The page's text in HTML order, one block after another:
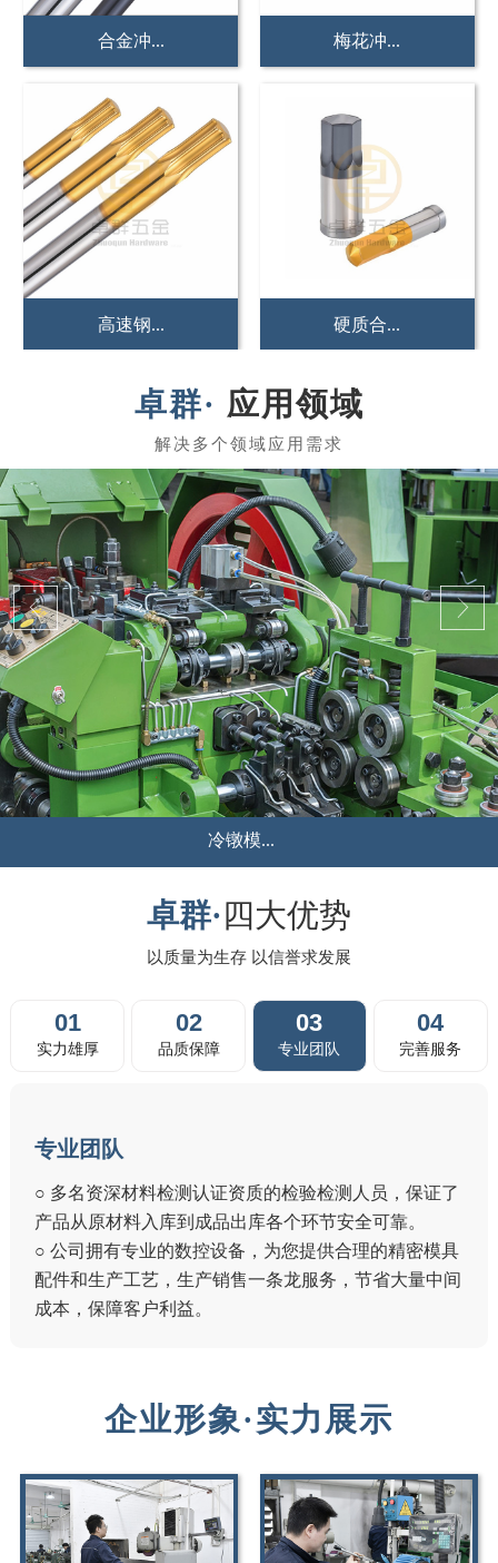
非标冲... 紧固件...
硬质合... 冲压冲...
应用领域
液压冲...
卓群·四大优势
以质量为生存 以信誉求发展
01
实力雄厚
02
品质保障
03
专业团队
04
完善服务
专业团队
○ 多名资深材料检测认证资质的检验检测人员，保证了
产品从原材料入库到成品出库各个环节安全可靠。
○ 公司拥有专业的数控设备，为您提供合理的精密模具
配件和生产工艺，生产销售一条龙服务，节省大量中间
成本，保障客户利益。
企业形象·实力展示